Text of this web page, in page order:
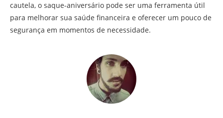
cautela, o saque-aniversário pode ser uma ferramenta útil
para melhorar sua saúde financeira e oferecer um pouco de
segurança em momentos de necessidade.